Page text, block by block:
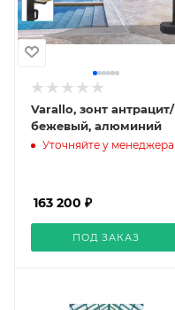
Varallo, зонт антрацит/
бежевый, алюминий
Уточняйте у менеджера
163 200 ₽
ПОД ЗАКАЗ